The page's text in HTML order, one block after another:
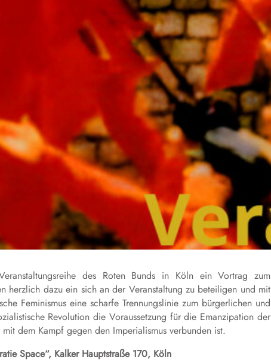
des Roten Bunds in Köln ein Vortrag zum
herzlich dazu ein sich an der Veranstaltung zu beteiligen und mit
Feminismus eine scharfe Trennungslinie zum bürgerlichen und
Revolution die Voraussetzung für die Emanzipation der
dem Kampf gegen den Imperialismus verbunden ist.
Space“, Kalker Hauptstraße 170, Köln